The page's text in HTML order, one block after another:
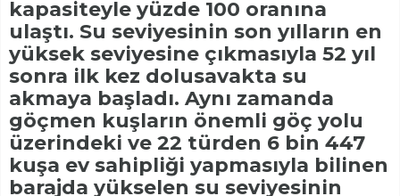
kapasiteyle yüzde 100 oranına
ulaştı. Su seviyesinin son yılların en
yüksek seviyesine çıkmasıyla 52 yıl
sonra ilk kez dolusavakta su
akmaya başladı. Aynı zamanda
göçmen kuşların önemli göç yolu
üzerindeki ve 22 türden 6 bin 447
kuşa ev sahipliği yapmasıyla bilinen
barajda yükselen su seviyesinin